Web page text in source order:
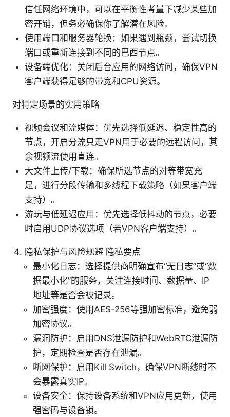
信任网络环境中，可以在平衡性考量下减少某些加
密开销，但务必确保你了解潜在风险。
使用端口和服务器轮换：如果遇到瓶颈，尝试切换
端口或重新连接到不同的巴西节点。
设备端优化：关闭后台应用的网络访问，确保VPN
客户端获得足够的带宽和CPU资源。
对特定场景的实用策略
视频会议和流媒体：优先选择低延迟、稳定性高的
节点，开启分流只走VPN用于必要的远程访问，其
余视频流使用直连。
大文件上传/下载：确保所选节点的对等带宽充
足，进行分段传输和多线程下载策略（如果客户端
支持）。
游玩与低延迟应用：优先选择低抖动的节点，必要
时启用UDP协议选项（若VPN客户端支持）。
隐私保护与风险规避 隐私要点
最小化日志：选择提供商明确宣布“无日志”或“数
据最小化”的服务，关注连接时间、数据量、IP
地址等是否会被记录。
加密强度：使用AES-256等强加密标准，避免弱
加密协议。
漏洞防护：启用DNS泄漏防护和WebRTC泄漏防
护，定期检查是否存在泄漏。
断网保护：启用Kill Switch，确保VPN断线时不
会暴露真实IP。
设备安全：保持设备系统和VPN应用更新，使用
强密码与设备锁。